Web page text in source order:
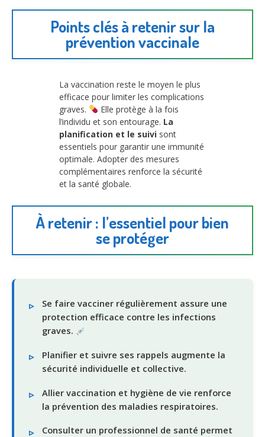
Points clés à retenir sur la
prévention vaccinale
La vaccination reste le moyen le plus
efficace pour limiter les complications
graves.
Elle protège à la fois
l’individu et son entourage. La
planification et le suivi sont
essentiels pour garantir une immunité
optimale. Adopter des mesures
complémentaires renforce la sécurité
et la santé globale.
À retenir : l’essentiel pour bien
se protéger
Se faire vacciner régulièrement assure une
protection efficace contre les infections
graves.
Planifier et suivre ses rappels augmente la
sécurité individuelle et collective.
Allier vaccination et hygiène de vie renforce
la prévention des maladies respiratoires.
Consulter un professionnel de santé permet